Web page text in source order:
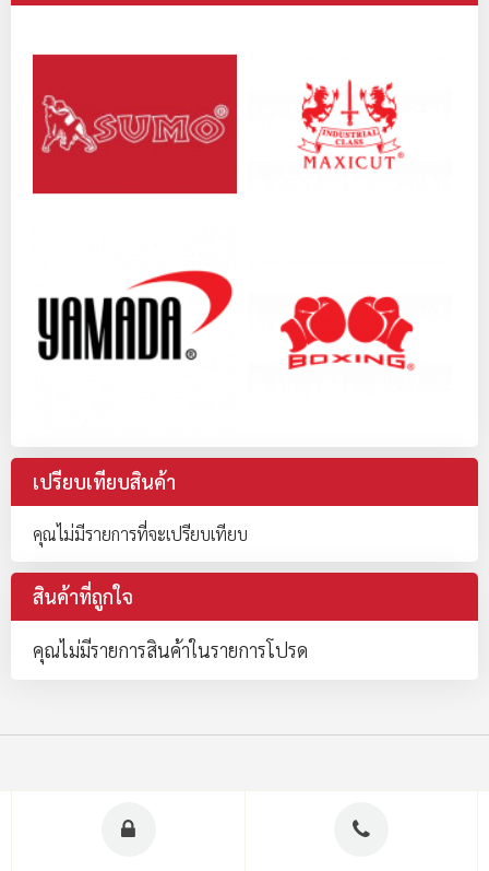
เปรียบเทียบสินค้า
คุณไม่มีรายการที่จะเปรียบเทียบ
สินค้าที่ถูกใจ
คุณไม่มีรายการสินค้าในรายการโปรด